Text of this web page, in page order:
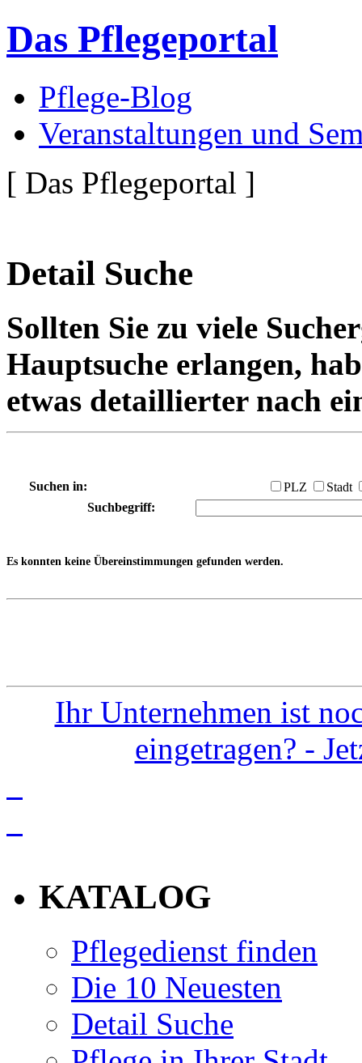
Das Pflegeportal
Pflege-Blog
Veranstaltungen und
[ Das Pflegeportal ]
Detail Suche
Sollten Sie zu viele
Hauptsuche erlangen,
etwas detaillierter nach
Suchen in: PLZ
Stadt
Suchbegriff:
Es konnten keine Übereinstimmungen gefunden werden.
Ihr Unternehmen ist
eingetragen? -
KATALOG
Pflegedienst finden
Die 10 Neuesten
Detail Suche